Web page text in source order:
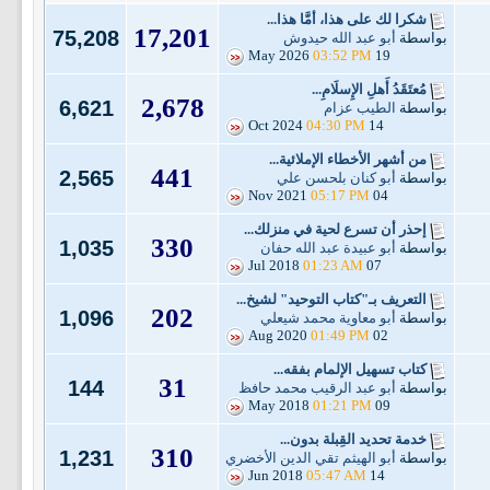
شكرا لك على هذا، أمَّا هذا...
بواسطة أبو عبد الله حيدوش
19 May 2026
03:52 PM
17,201
75,208
مُعتَقَدُ أَهلِ الإِسلَامِ...
بواسطة الطيب عزام
14 Oct 2024
04:30 PM
2,678
6,621
من أشهر الأخطاء الإملائية...
بواسطة أبو كنان بلحسن علي
04 Nov 2021
05:17 PM
441
2,565
إحذر أن تسرع لحية في منزلك...
بواسطة أبو عبيدة عبد الله حفان
07 Jul 2018
01:23 AM
330
1,035
التعريف بـ"كتاب التوحيد" لشيخ...
بواسطة أبو معاوية محمد شيعلي
02 Aug 2020
01:49 PM
202
1,096
كتاب تسهيل الإلمام بفقه...
بواسطة أبو عبد الرقيب محمد حافظ
09 May 2018
01:21 PM
31
144
خدمة تحديد القِبلة بدون...
بواسطة أبو الهيثم تقي الدين الأخضري
14 Jun 2018
05:47 AM
310
1,231